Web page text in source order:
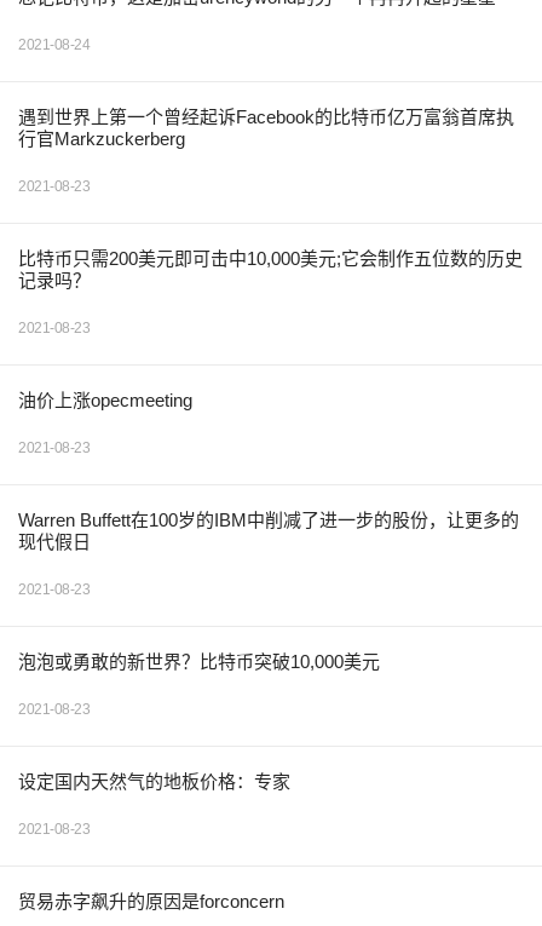
2021-08-24
遇到世界上第一个曾经起诉Facebook的比特币亿万富翁首席执
行官Markzuckerberg
2021-08-23
比特币只需200美元即可击中10,000美元;它会制作五位数的历史
记录吗？
2021-08-23
油价上涨opecmeeting
2021-08-23
Warren Buffett在100岁的IBM中削减了进一步的股份，让更多的
现代假日
2021-08-23
泡泡或勇敢的新世界？比特币突破10,000美元
2021-08-23
设定国内天然气的地板价格：专家
2021-08-23
贸易赤字飙升的原因是forconcern